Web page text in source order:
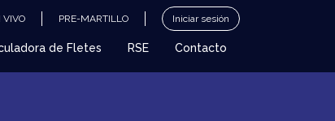
VIVO PRE-MARTILLO Iniciar sesión
de Fletes RSE Contacto